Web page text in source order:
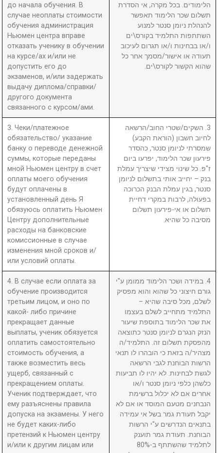
до начала обучения. В
случае неоплаты стоимости
обучения администрация
Ньюмен центра вправе
отказать ученику в обучении
на курсе/ах и/или не
допустить его до
экзаменов, и/или задержать
выдачу диплома/справки/
другого документа
связанного с курсом/ами.
הלימודים. בכל מקרה, אי הסדרת
תשלום שכר הלימוד תאפשר
להנהלת ניומן סנטר למנוע
השתתפות התלמיד בקורס\ים
ו/או בבחינות ו/או תגרום לעיכוב
תעודה או אישור/מסמך אחר כל
שהוא הקשור לקורס\ים.
3. Чеки/платежное
обязательство/ указание
банку о переводе денежной
суммы, которые переданы
мной Ньюмен центру в счет
оплаты моего обучения
будут оплачены в
установленный день Я
обязуюсь оплатить Ньюмен
Центру дополнительные
расходы на банковские
комиссионные в случае
изменения мной сроков и/
или условий оплаты.
3. השקים/שטרי החוב/הרשאה
לחיוב חשבון (הוראת הקבע)
שמסרתי לניומן סנטר, כהסדר
פירעון שכר הלימוד, יפרעו ביום
ז"פ. כל שינוי מצידי שיצריך עמלת
בנק – יחייב אותי בתשלום לניומן
סנטר, בגין עמלת הבנק הכרוכה
בפעולה, לרבות במקרי דחיית
תשלום או אי-פירעון תשלום
מסיבה כל שהיא.
4. В случае если оплата за
обучение производится
третьим лицом, и оно по
какой- либо причине
прекращает данные
выплаты, ученик обязуется
оплатить самостоятельно
стоимость обучения, а
также возместить весь
ущерб, связанный с
прекращением оплаты.
Ученик подтверждает, что
ему разъяснены правила
допуска на экзамены. У него
не будет каких-либо
претензий к Ньюмен центру
и/или к другим лицам или
4. במידה ושכר הלימוד ממומן ע"י
גורם חיצוני כל שהוא והוא מפסיק
לשלם, מכל סיבה שהיא –
התלמיד מתחייב לשלם בעצמו
את שכר הלימוד בתוספת שיעור
הנזק הנגרם לניומן סנטר כתוצאה
מהפסקת תשלום זה. התלמיד/ה
מצהיר/ה בזאת כי הובהרו לו תנאי
הרשות הבוחנת לגבי הרשאה
לגשת לבחינות. לא יהיו לו תביעות
כלשהן כלפי ניומן סנטר ו/או
אחרים אם לא יכלול ברשימת
הנבחנים מטעם המוסד או אם לא
יקבל תעודת גמר בשל אי עמידה
בתנאים הנדרשים ע"י הרשות
הבוחנת. תעודת גמר תוענק
לתלמיד שהשתתף ב-80%